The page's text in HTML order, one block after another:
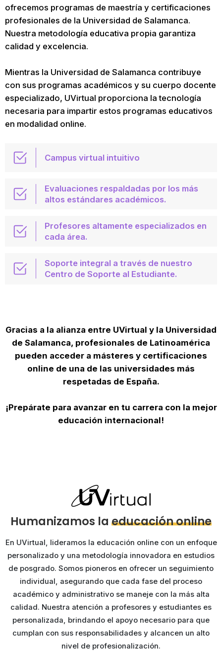
ofrecemos programas de maestría y certificaciones
profesionales de la Universidad de Salamanca.
Nuestra metodología educativa propia garantiza
calidad y excelencia.
Mientras la Universidad de Salamanca contribuye
con sus programas académicos y su cuerpo docente
especializado, UVirtual proporciona la tecnología
necesaria para impartir estos programas educativos
en modalidad online.
Campus virtual intuitivo
Evaluaciones respaldadas por los más
altos estándares académicos.
Profesores altamente especializados en
cada área.
Soporte integral a través de nuestro
Centro de Soporte al Estudiante.
Gracias a la alianza entre UVirtual y la Universidad
de Salamanca, profesionales de Latinoamérica
pueden acceder a másteres y certificaciones
online de una de las universidades más
respetadas de España.
¡Prepárate para avanzar en tu carrera con la mejor
educación internacional!
Humanizamos la educación online
En UVirtual, lideramos la educación online con un enfoque
personalizado y una metodología innovadora en estudios
de posgrado. Somos pioneros en ofrecer un seguimiento
individual, asegurando que cada fase del proceso
académico y administrativo se maneje con la más alta
calidad. Nuestra atención a profesores y estudiantes es
personalizada, brindando el apoyo necesario para que
cumplan con sus responsabilidades y alcancen un alto
nivel de profesionalización.